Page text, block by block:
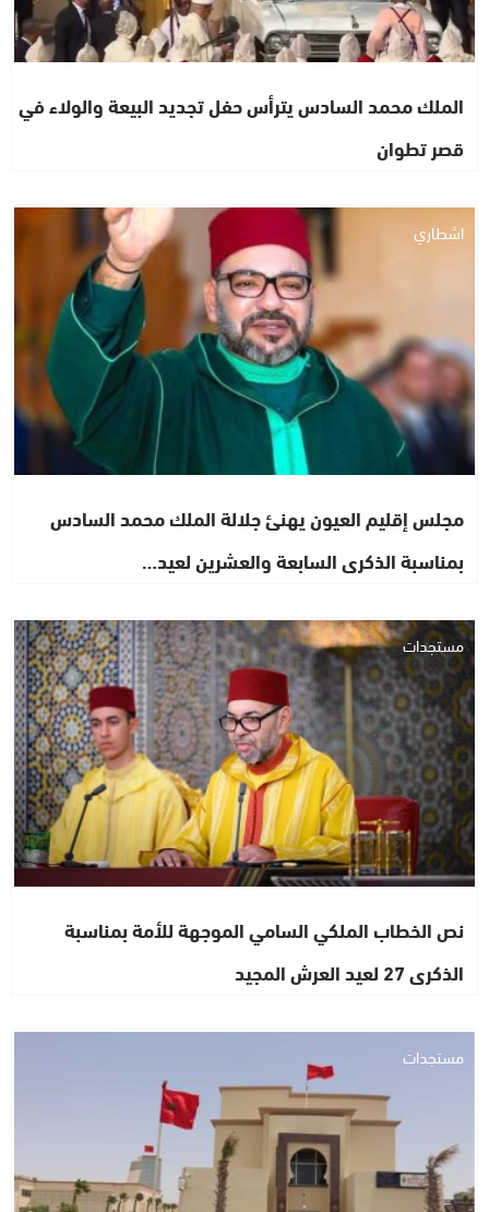
الملك محمد السادس يترأس حفل تجديد البيعة والولاء في
قصر تطوان
اشطاري
مجلس إقليم العيون يهنئ جلالة الملك محمد السادس
بمناسبة الذكرى السابعة والعشرين لعيد…
مستجدات
نص الخطاب الملكي السامي الموجهة للأمة بمناسبة
الذكرى 27 لعيد العرش المجيد
مستجدات